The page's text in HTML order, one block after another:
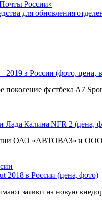
для обновления
в России (фото, цена,
поколение фастбека A7
Лада Калина NFR 2 (цена,
ОАО «АВТОВАЗ» и
2018 в России (цена, фото)
заявки на новую